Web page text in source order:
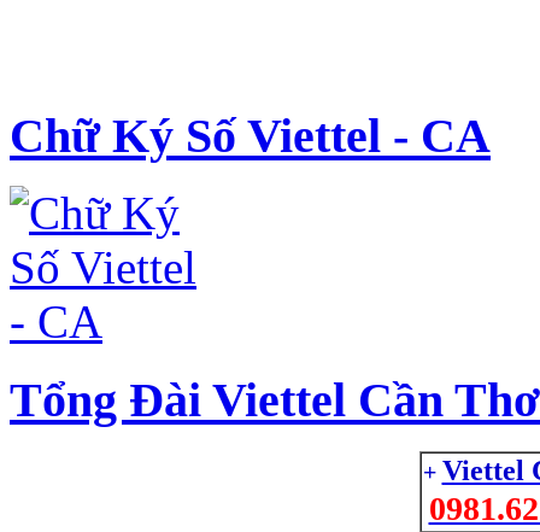
Chữ Ký Số Viettel - CA
Tổng Đài Viettel Cần Thơ
+ Viettel